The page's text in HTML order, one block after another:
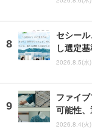
セシー
し選定
2026.8.5(水
ファイ
可能性
2026.8.4(火